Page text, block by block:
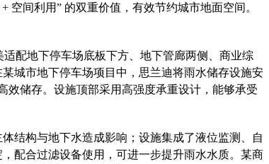
间利用” 的双重价值，有效节约城市地面空间。
配地下停车场底板下方、地下管廊两侧、商业综
城市地下停车场项目中，思兰迪将雨水储存设施安
效储存。设施顶部采用高强度承重设计，能够承受
结构与地下水造成影响；设施集成了液位监测、自
配合过滤设备使用，可进一步提升雨水水质。某商